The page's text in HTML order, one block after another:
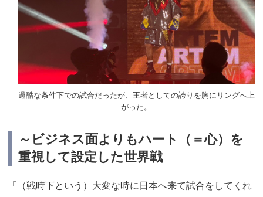
過酷な条件下での試合だったが、王者としての誇りを胸にリングへ上
がった。
～ビジネス面よりもハート（＝心）を
重視して設定した世界戦
「（戦時下という）大変な時に日本へ来て試合をしてくれ